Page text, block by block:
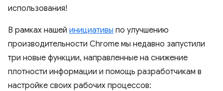
использования!
В рамках нашей инициативы по улучшению
производительности Chrome мы недавно запустили
три новые функции, направленные на снижение
плотности информации и помощь разработчикам в
настройке своих рабочих процессов: